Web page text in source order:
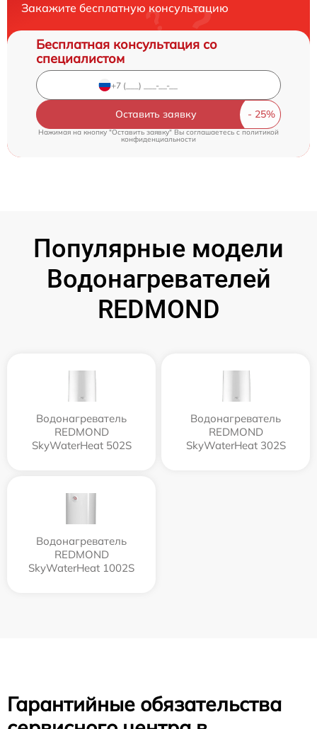
Закажите бесплатную консультацию
Бесплатная консультация со
специалистом
Оставить заявку
Нажимая на кнопку "Оставить заявку" Вы соглашаетесь c политикой
конфиденциальности
Популярные модели
Водонагревателей
REDMOND
Водонагреватель
REDMOND
SkyWaterHeat 502S
Водонагреватель
REDMOND
SkyWaterHeat 302S
Водонагреватель
REDMOND
SkyWaterHeat 1002S
Гарантийные обязательства